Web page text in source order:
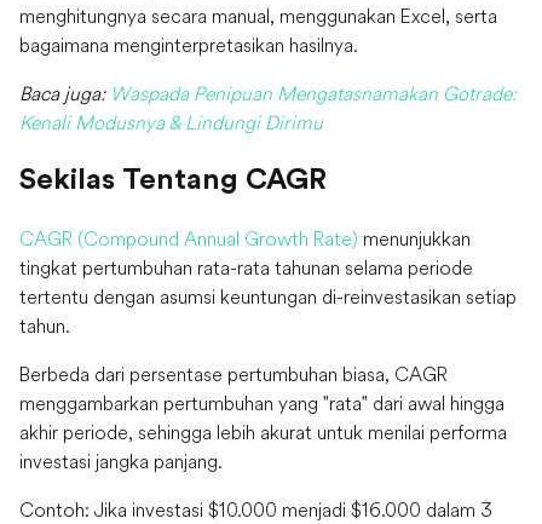
menghitungnya secara manual, menggunakan Excel, serta
bagaimana menginterpretasikan hasilnya.
Baca juga: Waspada Penipuan Mengatasnamakan Gotrade:
Kenali Modusnya & Lindungi Dirimu
Sekilas Tentang CAGR
CAGR (Compound Annual Growth Rate) menunjukkan
tingkat pertumbuhan rata-rata tahunan selama periode
tertentu dengan asumsi keuntungan di-reinvestasikan setiap
tahun.
Berbeda dari persentase pertumbuhan biasa, CAGR
menggambarkan pertumbuhan yang "rata" dari awal hingga
akhir periode, sehingga lebih akurat untuk menilai performa
investasi jangka panjang.
Contoh: Jika investasi $10.000 menjadi $16.000 dalam 3